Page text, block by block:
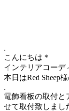
.
こんにちは＊
インテリアコーデ
本日はRed Sheep
.
電飾看板の取付と
せて取付致しまし